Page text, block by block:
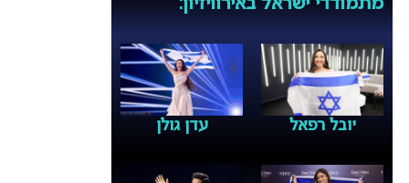
מתמודדי ישראל באירוויזיון:
יובל רפאל עדן גולן